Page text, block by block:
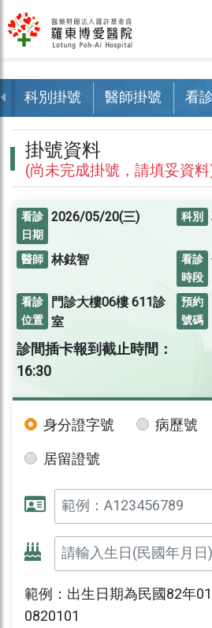
科別掛號 醫師掛號 看
掛號資料
(尚未完成掛號，請填妥資
看診
日期
2026/05/20(三) 科別
醫師 林鉉智
看診
時段
看診
位置
門診大樓06樓611診
室
預約
號碼
診間插卡報到截止時間：
16:30
身分證字號 病歷號
居留證號
範例：出生日期為民國82年
0820101